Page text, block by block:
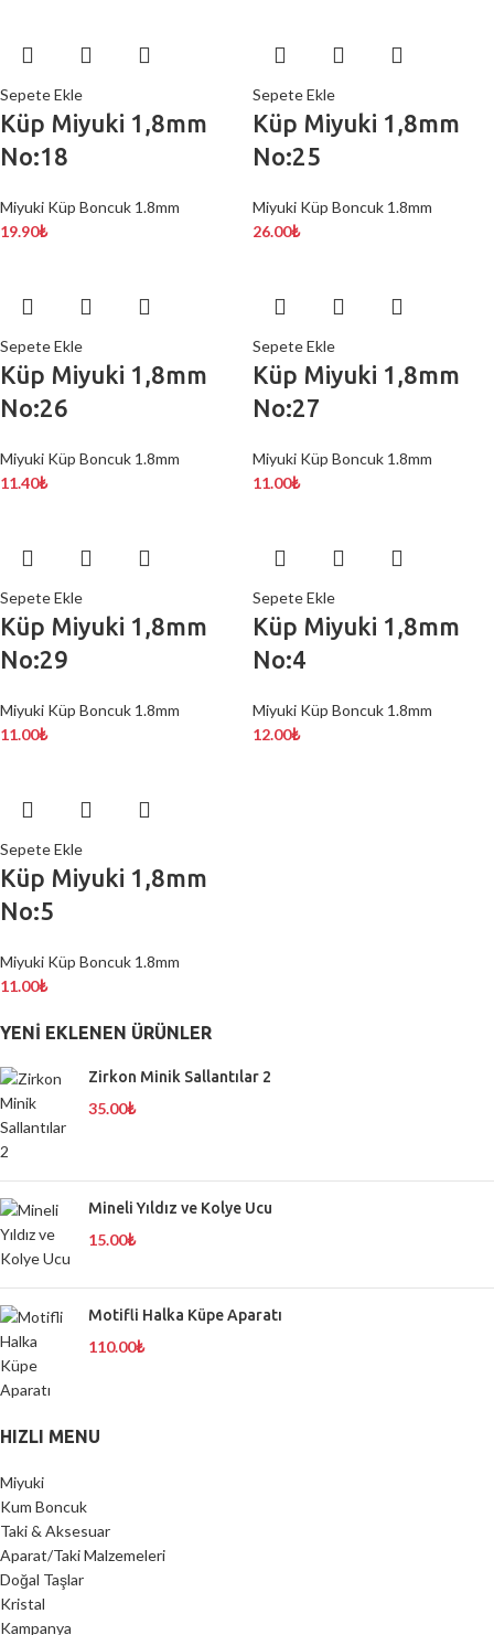
Sepete Ekle
Küp Miyuki 1,8mm
No:18
Miyuki Küp Boncuk 1.8mm
19.90₺
Sepete Ekle
Küp Miyuki 1,8mm
No:25
Miyuki Küp Boncuk 1.8mm
26.00₺
Sepete Ekle
Küp Miyuki 1,8mm
No:26
Miyuki Küp Boncuk 1.8mm
11.40₺
Sepete Ekle
Küp Miyuki 1,8mm
No:27
Miyuki Küp Boncuk 1.8mm
11.00₺
Sepete Ekle
Küp Miyuki 1,8mm
No:29
Miyuki Küp Boncuk 1.8mm
11.00₺
Sepete Ekle
Küp Miyuki 1,8mm
No:4
Miyuki Küp Boncuk 1.8mm
12.00₺
Sepete Ekle
Küp Miyuki 1,8mm
No:5
Miyuki Küp Boncuk 1.8mm
11.00₺
YENI EKLENEN ÜRÜNLER
Zirkon Minik Sallantılar 2
35.00₺
Mineli Yıldız ve Kolye Ucu
15.00₺
Motifli Halka Küpe Aparatı
110.00₺
HIZLI MENU
Miyuki
Kum Boncuk
Taki & Aksesuar
Aparat/Taki Malzemeleri
Doğal Taşlar
Kristal
Kampanya